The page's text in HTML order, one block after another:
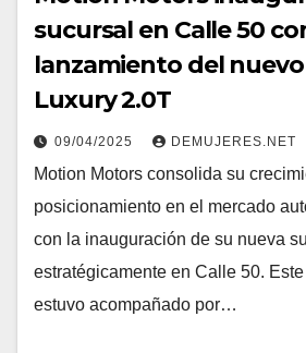
sucursal en Calle 50
lanzamiento del nuevo
Luxury 2.0T
09/04/2025 DEMUJERES.NET
Motion Motors consolida su
posicionamiento en el mercado
con la inauguración de su nueva
estratégicamente en Calle 50.
estuvo acompañado por…